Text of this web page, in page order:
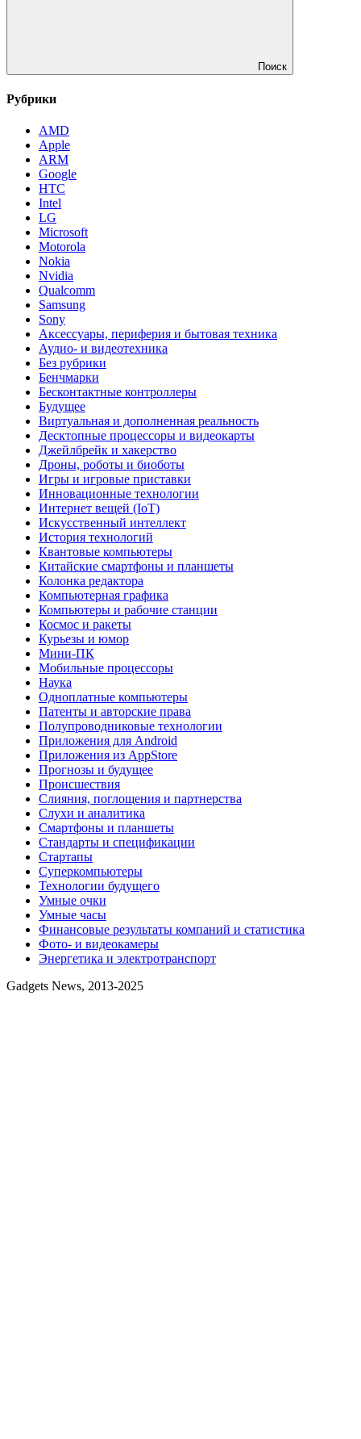
Поиск
Рубрики
AMD
Apple
ARM
Google
HTC
Intel
LG
Microsoft
Motorola
Nokia
Nvidia
Qualcomm
Samsung
Sony
Аксессуары, периферия и бытовая техника
Аудио- и видеотехника
Без рубрики
Бенчмарки
Бесконтактные контроллеры
Будущее
Виртуальная и дополненная реальность
Десктопные процессоры и видеокарты
Джейлбрейк и хакерство
Дроны, роботы и биоботы
Игры и игровые приставки
Инновационные технологии
Интернет вещей (IoT)
Искусственный интеллект
История технологий
Квантовые компьютеры
Китайские смартфоны и планшеты
Колонка редактора
Компьютерная графика
Компьютеры и рабочие станции
Космос и ракеты
Курьезы и юмор
Мини-ПК
Мобильные процессоры
Наука
Одноплатные компьютеры
Патенты и авторские права
Полупроводниковые технологии
Приложения для Android
Приложения из AppStore
Прогнозы и будущее
Происшествия
Слияния, поглощения и партнерства
Слухи и аналитика
Смартфоны и планшеты
Стандарты и спецификации
Стартапы
Суперкомпьютеры
Технологии будущего
Умные очки
Умные часы
Финансовые результаты компаний и статистика
Фото- и видеокамеры
Энергетика и электротранспорт
Gadgets News, 2013-2025